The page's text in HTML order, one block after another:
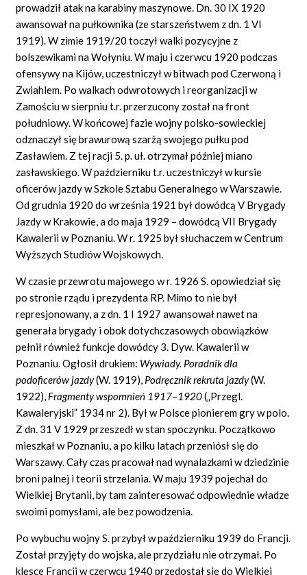
prowadził atak na karabiny maszynowe. Dn. 30 IX 1920
awansował na pułkownika (ze starszeństwem z dn. 1 VI
1919). W zimie 1919/20 toczył walki pozycyjne z
bolszewikami na Wołyniu. W maju i czerwcu 1920 podczas
ofensywy na Kijów, uczestniczył w bitwach pod Czerwoną i
Zwiahlem. Po walkach odwrotowych i reorganizacji w
Zamościu w sierpniu t.r. przerzucony został na front
południowy. W końcowej fazie wojny polsko-sowieckiej
odznaczył się brawurową szarżą swojego pułku pod
Zasławiem. Z tej racji 5. p. uł. otrzymał później miano
zasławskiego. W październiku t.r. uczestniczył w kursie
oficerów jazdy w Szkole Sztabu Generalnego w Warszawie.
Od grudnia 1920 do września 1921 był dowódcą V Brygady
Jazdy w Krakowie, a do maja 1929 – dowódcą VII Brygady
Kawalerii w Poznaniu. W r. 1925 był słuchaczem w Centrum
Wyższych Studiów Wojskowych.
W czasie przewrotu majowego w r. 1926 S. opowiedział się
po stronie rządu i prezydenta RP. Mimo to nie był
represjonowany, a z dn. 1 I 1927 awansował nawet na
generała brygady i obok dotychczasowych obowiązków
pełnił również funkcje dowódcy 3. Dyw. Kawalerii w
Poznaniu. Ogłosił drukiem: Wywiady. Poradnik dla
podoficerów jazdy(W. 1919), Podręcznik rekruta jazdy(W.
1922), Fragmenty wspomnień 1917–1920(„Przegl.
Kawaleryjski” 1934 nr 2). Był w Polsce pionierem gry w polo.
Z dn. 31 V 1929 przeszedł w stan spoczynku. Początkowo
mieszkał w Poznaniu, a po kilku latach przeniósł się do
Warszawy. Cały czas pracował nad wynalazkami w dziedzinie
broni palnej i teorii strzelania. W maju 1939 pojechał do
Wielkiej Brytanii, by tam zainteresować odpowiednie władze
swoimi pomysłami, ale bez powodzenia.
Po wybuchu wojny S. przybył w październiku 1939 do Francji.
Został przyjęty do wojska, ale przydziału nie otrzymał. Po
klęsce Francji w czerwcu 1940 przedostał się do Wielkiej